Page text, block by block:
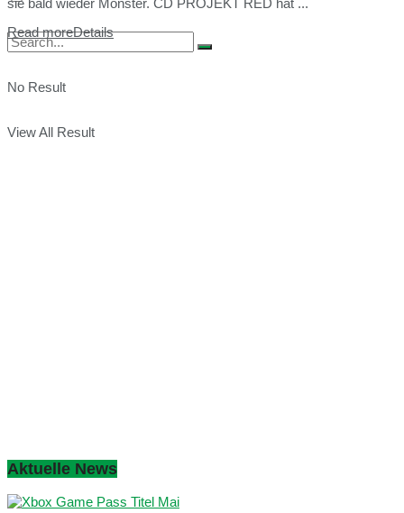
No Result
View All Result
sie bald wieder Monster. CD PROJEKT RED hat ...
Read moreDetails
Aktuelle News